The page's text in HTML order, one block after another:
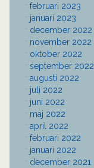
februari 2023
januari 2023
december 2022
november 2022
oktober 2022
september 2022
augusti 2022
juli 2022
juni 2022
maj 2022
april 2022
februari 2022
januari 2022
december 2021